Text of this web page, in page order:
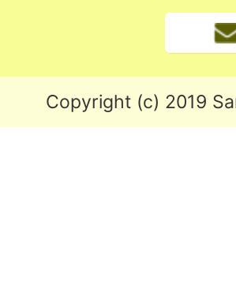
Copyright (c) 2019